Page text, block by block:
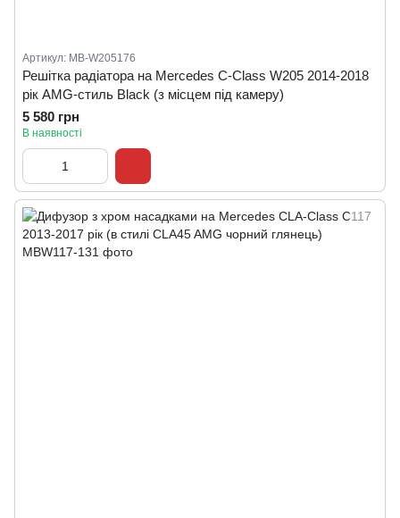
Артикул: MB-W205176
Решітка радіатора на Mercedes C-Class W205 2014-2018
рік AMG-стиль Black (з місцем під камеру)
5 580 грн
В наявності